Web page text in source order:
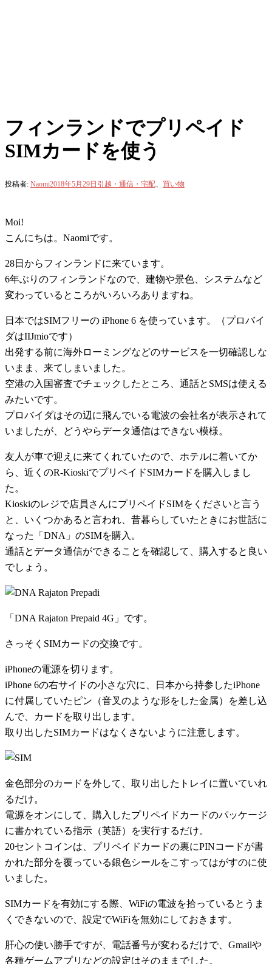
フィンランドでプリペイド
SIMカードを使う
投稿者: Naomi2018年5月29日 引越・通信・宅配、 買い物
Moi!
こんにちは。Naomiです。
28日からフィンランドに来ています。
6年ぶりのフィンランドなので、建物や景色、システムなど
変わっているところがいろいろありますね。
日本ではSIMフリーの iPhone 6 を使っています。（プロバイ
ダはIIJmioです）
出発する前に海外ローミングなどのサービスを一切確認しな
いまま、来てしまいました。
空港の入国審査でチェックしたところ、通話とSMSは使える
みたいです。
プロバイダはその辺に飛んでいる電波の会社名が表示されて
いましたが、どうやらデータ通信はできない模様。
友人が車で迎えに来てくれていたので、ホテルに着いてか
ら、近くのR-KioskiでプリペイドSIMカードを購入しまし
た。
Kioskiのレジで店員さんにプリペイドSIMをくださいと言う
と、いくつかあると言われ、昔暮らしていたときにお世話に
なった「DNA」のSIMを購入。
通話とデータ通信ができることを確認して、購入すると良い
でしょう。
「DNA Rajaton Prepaid 4G」です。
さっそくSIMカードの交換です。
iPhoneの電源を切ります。
iPhone 6の右サイドの小さな穴に、日本から持参したiPhone
に付属していたピン（音叉のような形をした金属）を差し込
んで、カードを取り出します。
取り出したSIMカードはなくさないように注意します。
金色部分のカードを外して、取り出したトレイに置いていれ
るだけ。
電源をオンにして、購入したプリペイドカードのパッケージ
に書かれている指示（英語）を実行するだけ。
20セントコインは、プリペイドカードの裏にPINコードが書
かれた部分を覆っている銀色シールをこすってはがすのに使
いました。
SIMカードを有効にする際、WiFiの電波を拾っているとうま
くできないので、設定でWiFiを無効にしておきます。
肝心の使い勝手ですが、電話番号が変わるだけで、Gmailや
各種ゲームアプリなどの設定はそのままでした。